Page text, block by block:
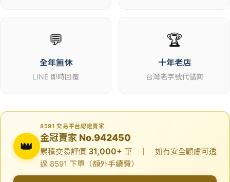
💬
全年無休
LINE 即時回覆
🏆
十年老店
台灣老字號代儲商
👑
8591 交易平台認證賣家
金冠賣家 No.942450
累積交易評價 31,000+ 筆 ｜ 如有安全顧慮可透
過 8591 下單（額外手續費）